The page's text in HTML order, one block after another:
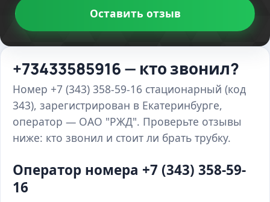
Оставить отзыв
+73433585916 — кто звонил?
Номер +7 (343) 358-59-16 стационарный (код
343), зарегистрирован в Екатеринбурге,
оператор — ОАО "РЖД". Проверьте отзывы
ниже: кто звонил и стоит ли брать трубку.
Оператор номера +7 (343) 358-59-
16